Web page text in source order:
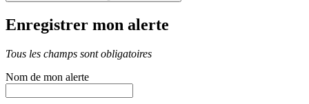
Enregistrer mon alerte
Tous les champs sont obligatoires
Nom de mon alerte